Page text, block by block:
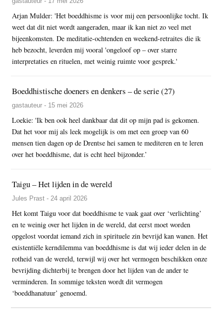
Arjan Mulder: 'Het boeddhisme is voor mij een persoonlijke tocht. Ik
weet dat dit niet wordt aangeraden, maar ik kan niet zo veel met
bijeenkomsten. De meditatie-ochtenden en weekend-retraites die ik
heb bezocht, leverden mij vooral 'ongeloof op – over starre
interpretaties en rituelen, met weinig ruimte voor gesprek.'
Boeddhistische doeners en denkers – de serie (27)
gastauteur - 15 mei 2026
Loekie: 'Ik ben ook heel dankbaar dat dit op mijn pad is gekomen.
Dat het voor mij als leek mogelijk is om met een groep van 60
mensen tien dagen op de Drentse hei samen te mediteren en te leren
over het boeddhisme, dat is echt heel bijzonder.’
Taigu – Het lijden in de wereld
Jules Prast - 24 april 2026
Het komt Taigu voor dat boeddhisme te vaak gaat over ‘verlichting’
en te weinig over het lijden in de wereld, dat eerst moet worden
opgelost voordat iemand zich in spirituele zin bevrijd kan wanen. Het
existentiële kerndilemma van boeddhisme is dat wij ieder delen in de
rotheid van de wereld, terwijl wij over het vermogen beschikken onze
bevrijding dichterbij te brengen door het lijden van de ander te
verminderen. In sommige teksten wordt dit vermogen
‘boeddhanatuur’ genoemd.